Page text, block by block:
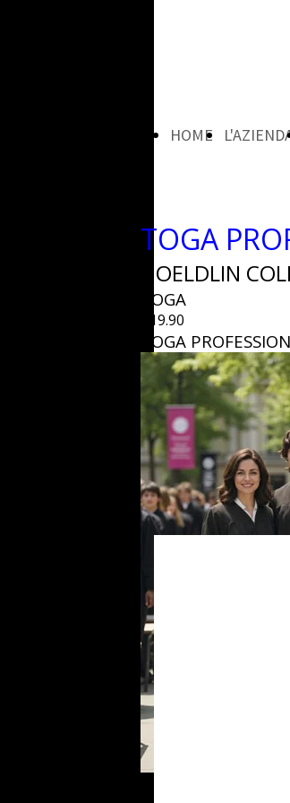
HOME
PAGE
TOGA
GOELDLIN
TOGA
€19.90
TOGA